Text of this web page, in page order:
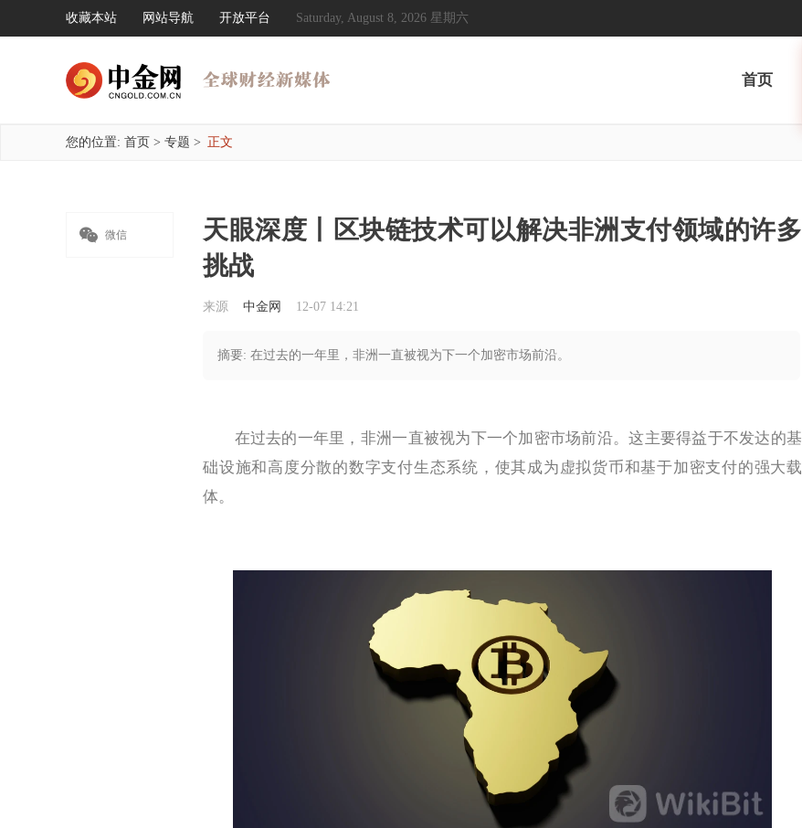
收藏本站 网站导航 开放平台 Saturday, August 8, 2026 星期六
首页
您的位置: 首页 > 专题 > 正文
 微信
天眼深度丨区块链技术可以解决非洲支付领域的许多
挑战
来源 中金网 12-07 14:21
摘要: 在过去的一年里，非洲一直被视为下一个加密市场前沿。
在过去的一年里，非洲一直被视为下一个加密市场前沿。这主要得益于不发达的基
础设施和高度分散的数字支付生态系统，使其成为虚拟货币和基于加密支付的强大载
体。